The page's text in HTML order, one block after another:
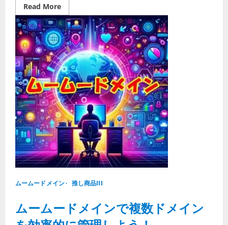
Read MoreRead
more
about
ム
ー
ム
ー
ド
メ
イ
ン
の
復
旧
手
順
を
徹
底
解
説！
有
効
期
切
の
対
応
ムームードメイン 推し商品III
ムームードメインで複数ドメイン